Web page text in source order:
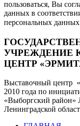
пользоваться, Вы
данных в
персональных
УЧРЕЖДЕНИЕ
ЦЕНТР
Выставочный центр
2010 года по
«Выборгский район»
Ленинградской